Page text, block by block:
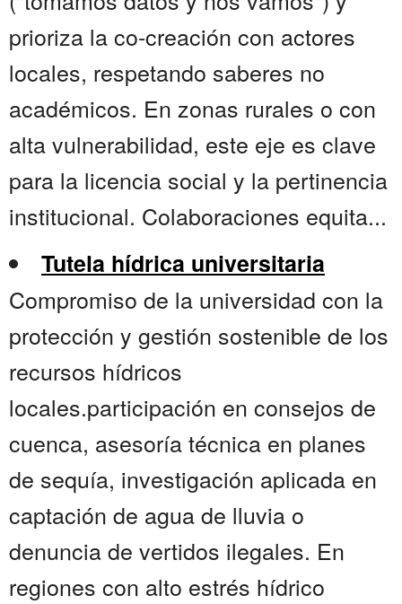
prioriza la co-creación con actores
locales, respetando saberes no
académicos. En zonas rurales o con
alta vulnerabilidad, este eje es clave
para la licencia social y la pertinencia
institucional. Colaboraciones equita...
Tutela hídrica universitaria
Compromiso de la universidad con la
protección y gestión sostenible de los
recursos hídricos
locales.participación en consejos de
cuenca, asesoría técnica en planes
de sequía, investigación aplicada en
captación de agua de lluvia o
denuncia de vertidos ilegales. En
regiones con alto estrés hídrico